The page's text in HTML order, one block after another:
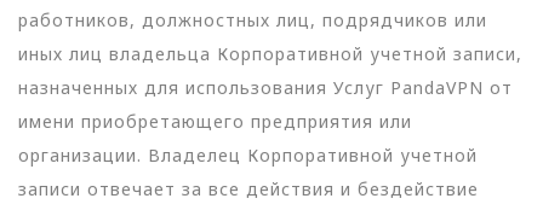
работников, должностных лиц, подрядчиков или
иных лиц владельца Корпоративной учетной записи,
назначенных для использования Услуг PandaVPN от
имени приобретающего предприятия или
организации. Владелец Корпоративной учетной
записи отвечает за все действия и бездействие